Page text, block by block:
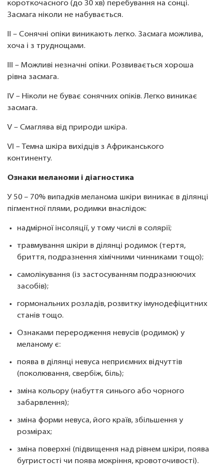
короткочасного (до 30 хв) перебування на сонці.
Засмага ніколи не набувається.
II – Сонячні опіки виникають легко. Засмага можлива,
хоча і з труднощами.
III – Можливі незначні опіки. Розвивається хороша
рівна засмага.
IV – Ніколи не буває сонячних опіків. Легко виникає
засмага.
V – Смаглява від природи шкіра.
VI – Темна шкіра вихідців з Африканського
континенту.
Ознаки меланоми і діагностика
У 50 – 70% випадків меланома шкіри виникає в ділянці
пігментної плями, родимки внаслідок:
надмірної інсоляції, у тому числі в солярії;
травмування шкіри в ділянці родимок (тертя,
бриття, подразнення хімічними чинниками тощо);
самолікування (із застосуванням подразнюючих
засобів);
гормональних розладів, розвитку імунодефіцитних
станів тощо.
Ознаками переродження невусів (родимок) у
меланому є:
поява в ділянці невуса неприємних відчуттів
(поколювання, свербіж, біль);
зміна кольору (набуття синього або чорного
забарвлення);
зміна форми невуса, його країв, збільшення у
розмірах;
зміна поверхні (підвищення над рівнем шкіри, поява
бугристості чи поява мокріння, кровоточивості).